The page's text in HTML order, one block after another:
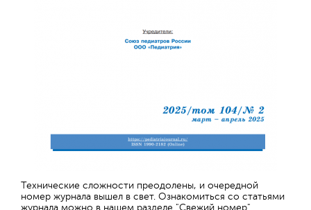
Технические сложности преодолены, и очередной
номер журнала вышел в свет. Ознакомиться со статьями
журнала можно в нашем разделе "Свежий номер"